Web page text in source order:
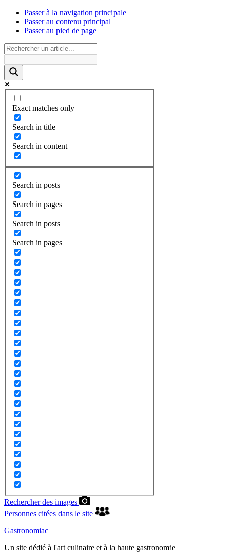
Passer à la navigation principale
Passer au contenu principal
Passer au pied de page
Exact matches only
Search in title
Search in content
Search in posts
Search in pages
Search in posts
Search in pages
Rechercher des images
Personnes citées dans le site
Gastronomiac
Un site dédié à l'art culinaire et à la haute gastronomie